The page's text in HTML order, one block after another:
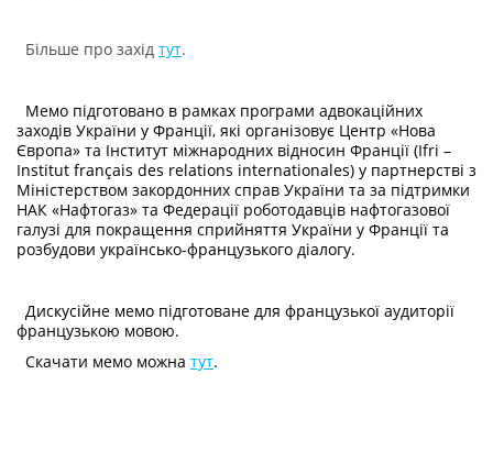
Більше про захід тут.
Мемо підготовано в рамках програми адвокаційних
заходів України у Франції, які організовує Центр «Нова
Європа» та Інститут міжнародних відносин Франції (Ifri –
Institut français des relations internationales) у партнерстві з
Міністерством закордонних справ України та за підтримки
НАК «Нафтогаз» та Федерації роботодавців нафтогазової
галузі для покращення сприйняття України у Франції та
розбудови українсько-французького діалогу.
Дискусійне мемо підготоване для французької аудиторії
французькою мовою.
Скачати мемо можна тут.